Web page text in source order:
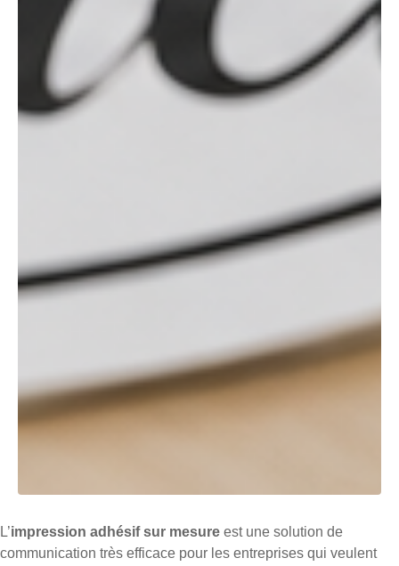
L’impression adhésif sur mesure est une solution de
communication très efficace pour les entreprises qui veulent